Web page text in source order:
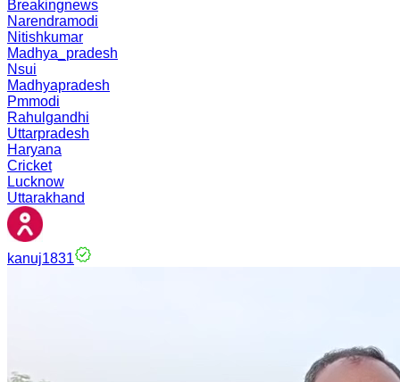
Breakingnews
Narendramodi
Nitishkumar
Madhya_pradesh
Nsui
Madhyapradesh
Pmmodi
Rahulgandhi
Uttarpradesh
Haryana
Cricket
Lucknow
Uttarakhand
kanuj1831